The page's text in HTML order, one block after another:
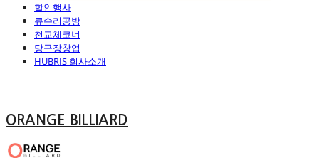
할인행사
큐수리공방
천교체코너
당구장창업
HUBRIS 회사소개
ORANGE BILLIARD